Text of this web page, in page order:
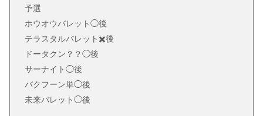
予選
ホウオウバレット◯後
テラスタルバレット✖️後
ドータクン？？◯後
サーナイト◯後
バクフーン単◯後
未来バレット◯後